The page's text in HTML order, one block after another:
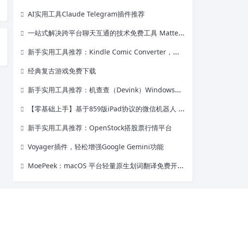
AI实用工具Claude Telegram插件推荐
一站式解决跨平台聊天互通的技术免费工具 Matterbridge
新手实用工具推荐：Kindle Comic Converter，让漫画轻松适配电子墨水屏
经典复古游戏免费下载
新手实用工具推荐：机查查（Devink）Windows硬件信息工具
【零基础上手】基于859版iPad协议的微信机器人 Dow-iPad-859 含Dify智能对话——完整部署教程与功能测评
新手实用工具推荐：OpenStock搭股票行情平台
Voyager插件，轻松增强Google Gemini功能
MoePeek：macOS 平台轻量原生划词翻译免费开源工具